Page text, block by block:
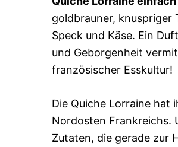
goldbrauner, knuspriger
Speck und Käse. Ein
und Geborgenheit
französischer Esskultur!
Die Quiche Lorraine hat
Nordosten Frankreichs.
Zutaten, die gerade zur